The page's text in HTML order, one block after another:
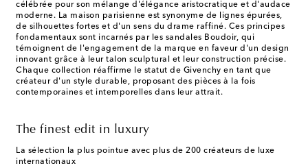
célébrée pour son mélange d'élégance aristocratique et d'audace
moderne. La maison parisienne est synonyme de lignes épurées,
de silhouettes fortes et d'un sens du drame raffiné. Ces principes
fondamentaux sont incarnés par les sandales Boudoir, qui
témoignent de l'engagement de la marque en faveur d'un design
innovant grâce à leur talon sculptural et leur construction précise.
Chaque collection réaffirme le statut de Givenchy en tant que
créateur d'un style durable, proposant des pièces à la fois
contemporaines et intemporelles dans leur attrait.
The finest edit in luxury
La sélection la plus pointue avec plus de 200 créateurs de luxe
internationaux